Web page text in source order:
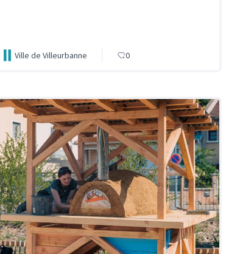
Ville de Villeurbanne 0